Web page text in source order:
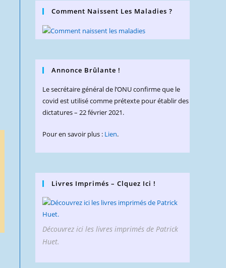
Comment Naissent Les Maladies ?
Annonce Brûlante !
Le secrétaire général de l’ONU confirme que le
covid est utilisé comme prétexte pour établir des
dictatures – 22 février 2021.
Pour en savoir plus : Lien.
Livres Imprimés – Clquez Ici !
Découvrez ici les livres imprimés de Patrick
Huet.